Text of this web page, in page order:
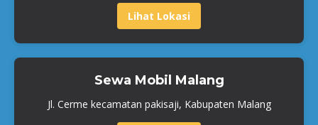
Lihat Lokasi
Sewa Mobil Malang
Jl. Cerme kecamatan pakisaji, Kabupaten Malang